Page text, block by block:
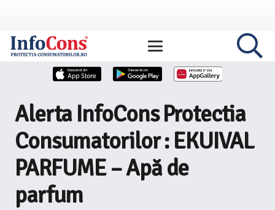
Alerta InfoCons Protectia
Consumatorilor : EKUIVAL
PARFUME – Apă de
parfum